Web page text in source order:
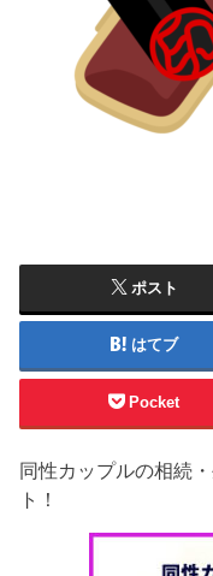
ポスト
はてブ
Pocket
同性カップルの相続
ト！